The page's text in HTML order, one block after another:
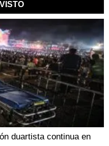
duartista continua en